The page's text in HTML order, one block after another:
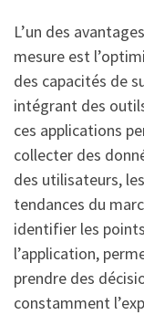
L’un des
mesure est
des capacités de
intégrant des
ces applications
collecter des
des utilisateurs,
tendances du
identifier les
l’application,
prendre des
constamment